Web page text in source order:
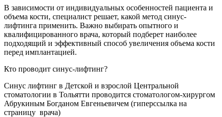
В зависимости от индивидуальных особенностей пациента и
объема кости, специалист решает, какой метод синус-
лифтинга применить. Важно выбирать опытного и
квалифицированного врача, который подберет наиболее
подходящий и эффективный способ увеличения объема кости
перед имплантацией.
Кто проводит синус-лифтинг?
Синус лифтинг в Детской и взрослой Центральной
стоматологии в Тольятти проводится стоматологом-хирургом
Абрукиным Богданом Евгеньевичем (гиперссылка на
страницу врача)